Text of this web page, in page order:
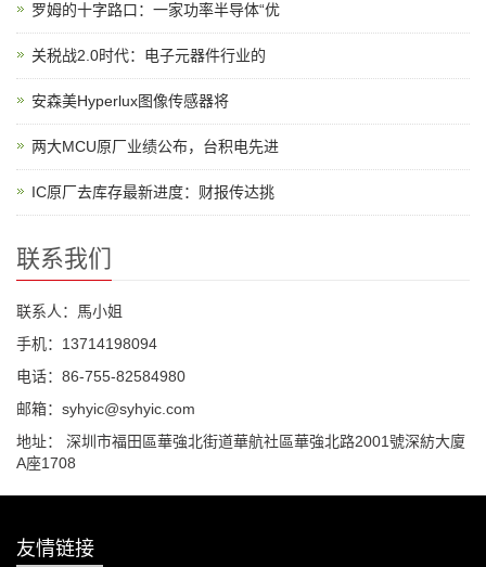
罗姆的十字路口：一家功率半导体“优
关税战2.0时代：电子元器件行业的
安森美Hyperlux图像传感器将
两大MCU原厂业绩公布，台积电先进
IC原厂去库存最新进度：财报传达挑
联系我们
联系人：馬小姐
手机：13714198094
电话：86-755-82584980
邮箱：syhyic@syhyic.com
地址： 深圳市福田區華強北街道華航社區華強北路2001號深紡大廈
A座1708
友情链接